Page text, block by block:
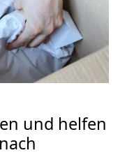
und helfen